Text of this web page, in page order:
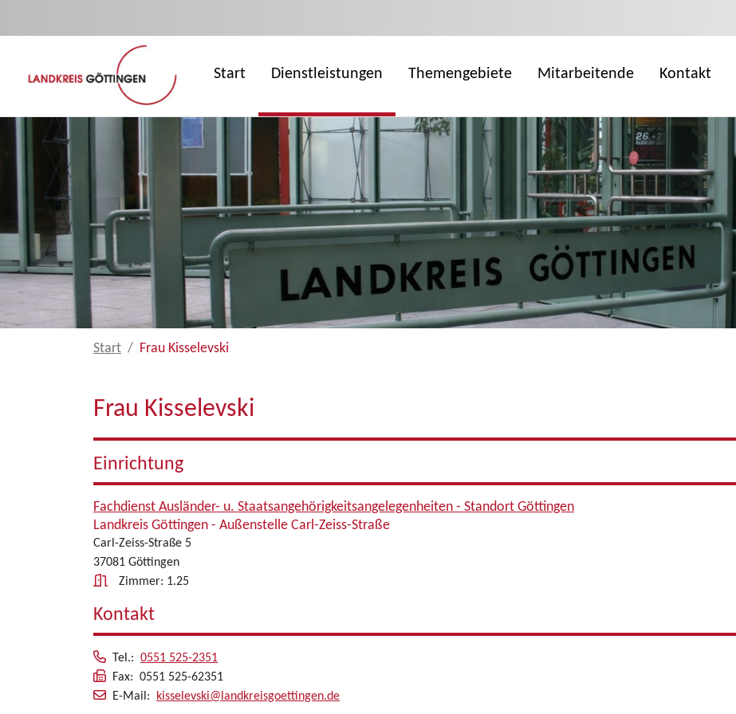
Start Dienstleistungen Themengebiete Mitarbeitende Kontakt
Start Frau Kisselevski
Frau Kisselevski
Einrichtung
Fachdienst Ausländer- u. Staatsangehörigkeitsangelegenheiten - Standort Göttingen
Landkreis Göttingen - Außenstelle Carl-Zeiss-Straße
Carl-Zeiss-Straße 5
37081 Göttingen
Zimmer: 1.25
Kontakt
Tel.: 0551 525-2351
Fax: 0551 525-62351
E-Mail:
kisselevski@landkreisgoettingen.de